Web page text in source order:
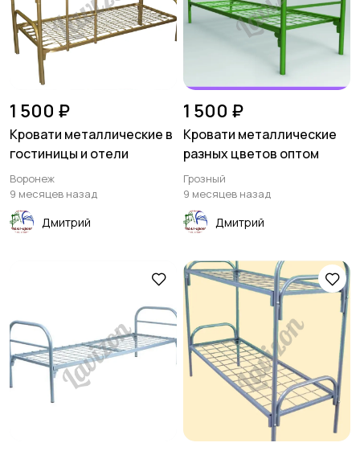
1 500 ₽
Кровати металлические в
гостиницы и отели
Воронеж
9 месяцев назад
Дмитрий
1 500 ₽
Кровати металлические
разных цветов оптом
Грозный
9 месяцев назад
Дмитрий